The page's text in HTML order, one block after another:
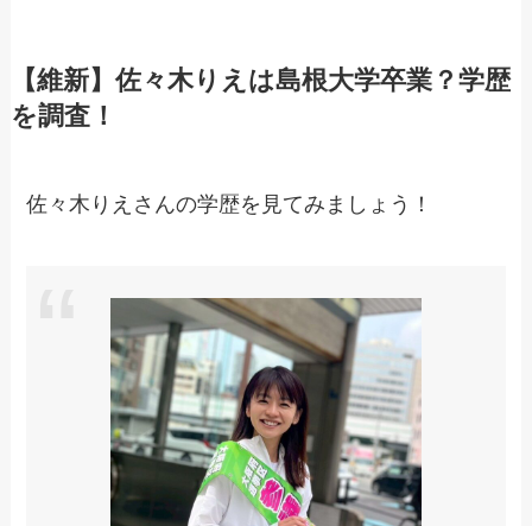
【維新】佐々木りえは島根大学卒業？学歴
を調査！
佐々木りえさんの学歴を見てみましょう！